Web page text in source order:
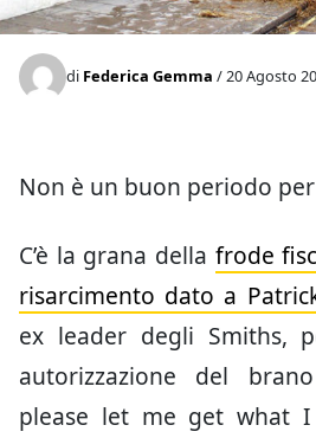
di Federica Gemma / 20 Agosto
Non è un buon periodo
C’è la grana della frode
risarcimento dato a
ex leader degli Smiths,
autorizzazione del
please let me get what